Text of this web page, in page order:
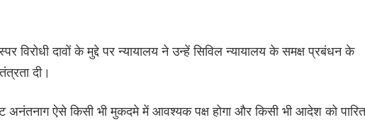
विरोधी दावों के मुद्दे पर न्यायालय ने उन्हें सिविल न्यायालय के समक्ष प्रबंधन के
दी।
अनंतनाग ऐसे किसी भी मुकदमे में आवश्यक पक्ष होगा और किसी भी आदेश को पारित